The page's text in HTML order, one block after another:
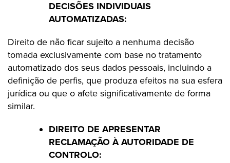
DECISÕES INDIVIDUAIS
AUTOMATIZADAS:
Direito de não ficar sujeito a nenhuma decisão
tomada exclusivamente com base no tratamento
automatizado dos seus dados pessoais, incluindo a
definição de perfis, que produza efeitos na sua esfera
jurídica ou que o afete significativamente de forma
similar.
DIREITO DE APRESENTAR
RECLAMAÇÃO À AUTORIDADE DE
CONTROLO: